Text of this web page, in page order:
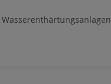
Wasserenthärtungsanlagen